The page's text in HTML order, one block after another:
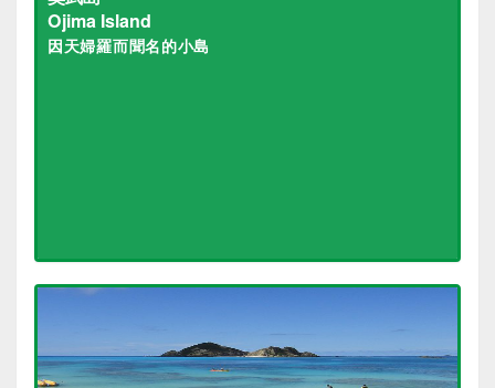
Ojima Island
因天婦羅而聞名的小島